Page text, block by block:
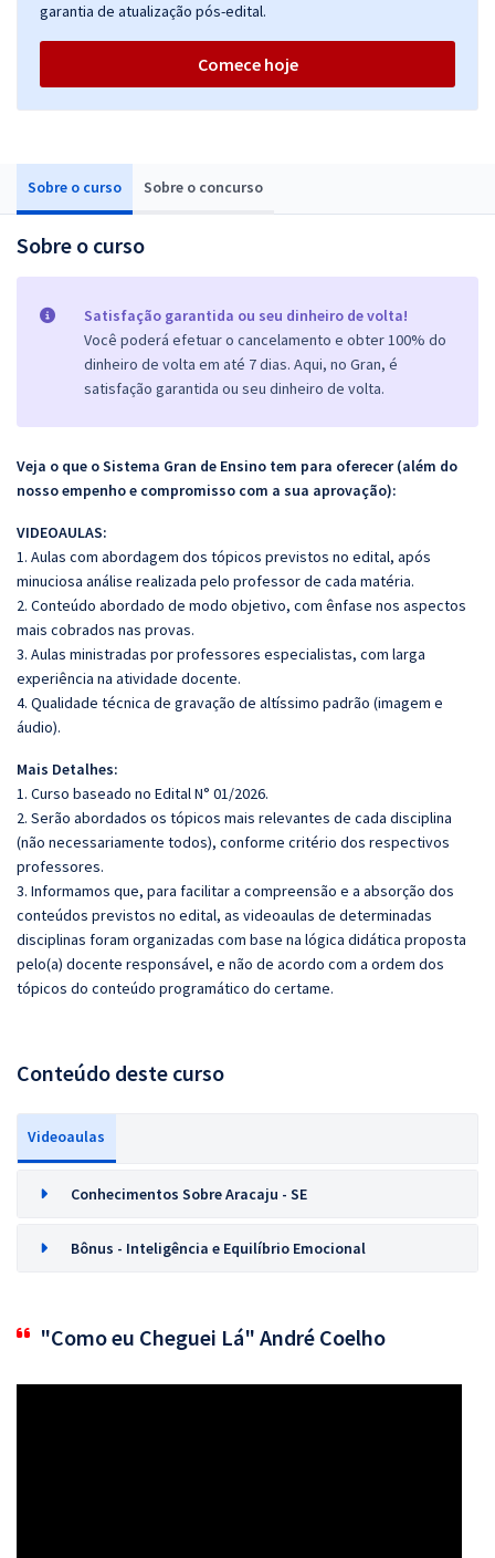
Sobre o curso Sobre o concurso
Sobre o curso
Satisfação garantida ou seu dinheiro de volta!
Você poderá efetuar o cancelamento e obter 100% do
dinheiro de volta em até 7 dias. Aqui, no Gran, é
satisfação garantida ou seu dinheiro de volta.
Veja o que o Sistema Gran de Ensino tem para oferecer (além do
nosso empenho e compromisso com a sua aprovação):
VIDEOAULAS:
1. Aulas com abordagem dos tópicos previstos no edital, após
minuciosa análise realizada pelo professor de cada matéria.
2. Conteúdo abordado de modo objetivo, com ênfase nos aspectos
mais cobrados nas provas.
3. Aulas ministradas por professores especialistas, com larga
experiência na atividade docente.
4. Qualidade técnica de gravação de altíssimo padrão (imagem e
áudio).
Mais Detalhes:
1. Curso baseado no Edital N° 01/2026.
2. Serão abordados os tópicos mais relevantes de cada disciplina
(não necessariamente todos), conforme critério dos respectivos
professores.
3. Informamos que, para facilitar a compreensão e a absorção dos
conteúdos previstos no edital, as videoaulas de determinadas
disciplinas foram organizadas com base na lógica didática proposta
pelo(a) docente responsável, e não de acordo com a ordem dos
tópicos do conteúdo programático do certame.
Conteúdo deste curso
Videoaulas
Conhecimentos Sobre Aracaju - SE
Bônus - Inteligência e Equilíbrio Emocional
"Como eu Cheguei Lá" André Coelho
garantia de atualização pós-edital.
Comece hoje